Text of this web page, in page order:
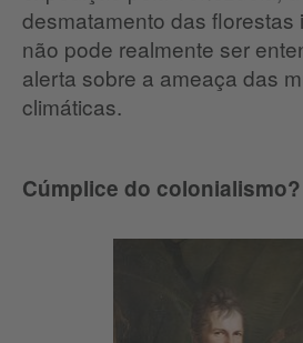
desmatamento das florestas
não pode realmente ser
alerta sobre a ameaça das
climáticas.
Cúmplice do colonialismo?